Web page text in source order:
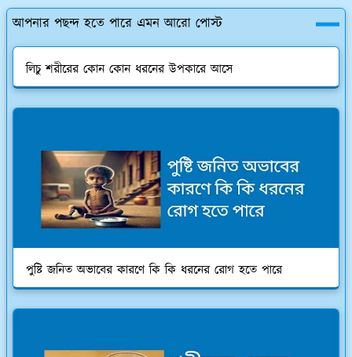
আপনার পছন্দ হতে পারে এমন আরো পোস্ট
লিচু শরীরের কোন কোন ধরনের উপকারে আসে
পুষ্টি জনিত অভাবের কারণে কি কি ধরনের রোগ হতে পারে